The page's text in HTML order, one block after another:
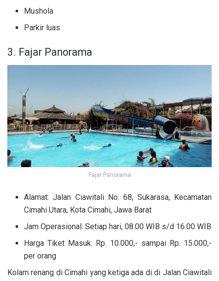
Mushola
Parkir luas
3. Fajar Panorama
Fajar Panorama
Alamat: Jalan Ciawitali No. 68, Sukarasa, Kecamatan
Cimahi Utara, Kota Cimahi, Jawa Barat
Jam Operasional: Setiap hari, 08.00 WIB s/d 16.00 WIB
Harga Tiket Masuk: Rp. 10.000,- sampai Rp. 15.000,-
per orang
Kolam renang di Cimahi yang ketiga ada didi Jalan Ciawitali